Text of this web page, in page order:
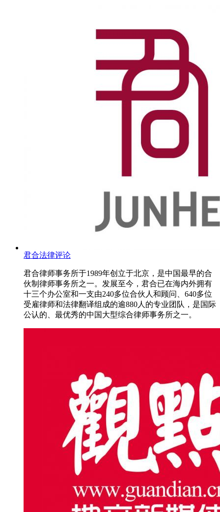
君合法律评论
君合律师事务所于1989年创立于北京，是中国最早的合
伙制律师事务所之一。发展至今，君合已在海内外拥有
十三个办公室和一支由240多位合伙人和顾问、640多位
受雇律师和法律翻译组成的逾880人的专业团队，是国际
公认的、最优秀的中国大型综合律师事务所之一。